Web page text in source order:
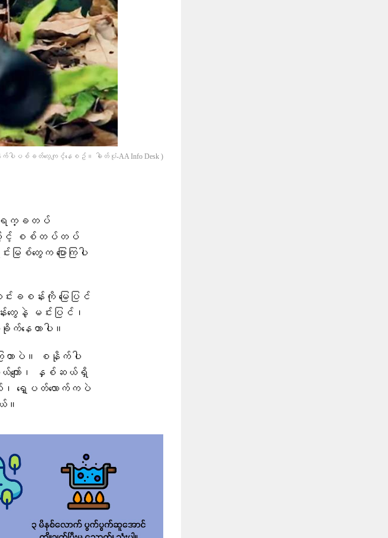
ပစ်ခတ်​လေ့ကျင့်​နေစဥ်။ ဓါတ်ပုံ-AA Info Desk )
ာရက္ခတပ်
ောင့် စစ်တပ်တပ်
တွေက ပြောကြပါ
းခစန်းကို မြေပြင်
ေနဲ့ မင်းပြင်၊
က်နေတာပါ။
ြတာပဲ။ စနိုက်ပါ
ဆယ်ကျော်၊ နှစ်ဆယ်ရှိ
၊ ရှေ့ပတ်လောက်ကပဲ
။